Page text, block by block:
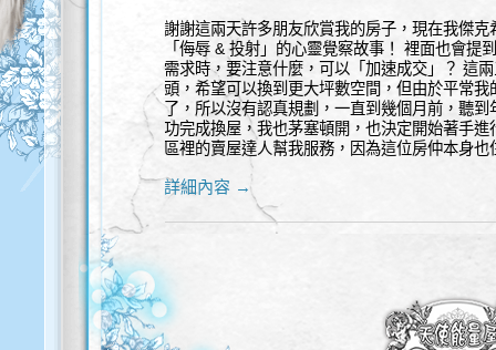
謝謝這兩天許多朋友欣賞我的房子，現在我傑
「侮辱 & 投射」的心靈覺察故事！ 裡面也會提
需求時，要注意什麼，可以「加速成交」？ 這
頭，希望可以換到更大坪數空間，但由於平常
了，所以沒有認真規劃，一直到幾個月前，聽
功完成換屋，我也茅塞頓開，也決定開始著手
區裡的賣屋達人幫我服務，因為這位房仲本身
詳細內容 →